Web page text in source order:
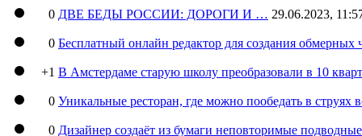
0 ДВЕ БЕДЫ РОССИИ: ДОРОГИ И … 29.06.2023,
0 Бесплатный онлайн редактор для создания обмерных
+1 В Амстердаме старую школу преобразовали в 10
0 Уникальные ресторан, где можно пообедать в струях
0 Дизайнер создаёт из бумаги неповторимые